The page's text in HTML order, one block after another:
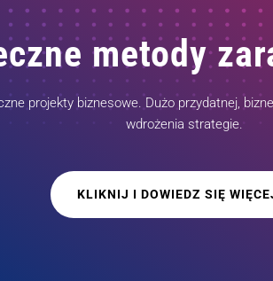
metody
projekty biznesowe. Dużo przydatnej,
wdrożenia strategie.
KLIKNIJ I DOWIEDZ SIĘ